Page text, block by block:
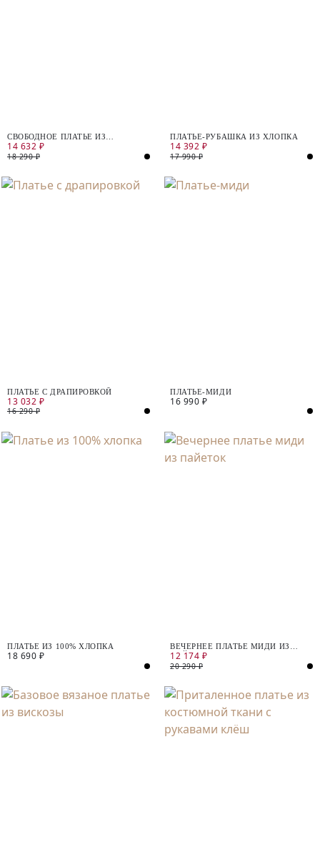
СВОБОДНОЕ ПЛАТЬЕ ИЗ
ВИСКОЗНОГО ШИФОНА
14 632 ₽
18 290 ₽
ПЛАТЬЕ-РУБАШКА ИЗ ХЛОПКА
14 392 ₽
17 990 ₽
ПЛАТЬЕ С ДРАПИРОВКОЙ
13 032 ₽
16 290 ₽
ПЛАТЬЕ-МИДИ
16 990 ₽
ПЛАТЬЕ ИЗ 100% ХЛОПКА
18 690 ₽
ВЕЧЕРНЕЕ ПЛАТЬЕ МИДИ ИЗ
ПАЙЕТОК
12 174 ₽
20 290 ₽